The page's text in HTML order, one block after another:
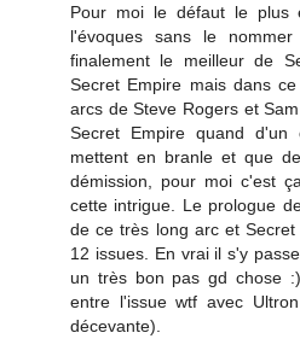
Pour moi le défaut le plus
l'évoques sans le
finalement le meilleur de
Secret Empire mais dans
arcs de Steve Rogers et
Secret Empire quand
mettent en branle et que
démission, pour moi c'est
cette intrigue. Le prologue
de ce très long arc et
12 issues. En vrai il s'y
un très bon pas gd chose
entre l'issue wtf avec
décevante).